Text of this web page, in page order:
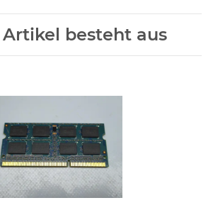
Artikel besteht aus